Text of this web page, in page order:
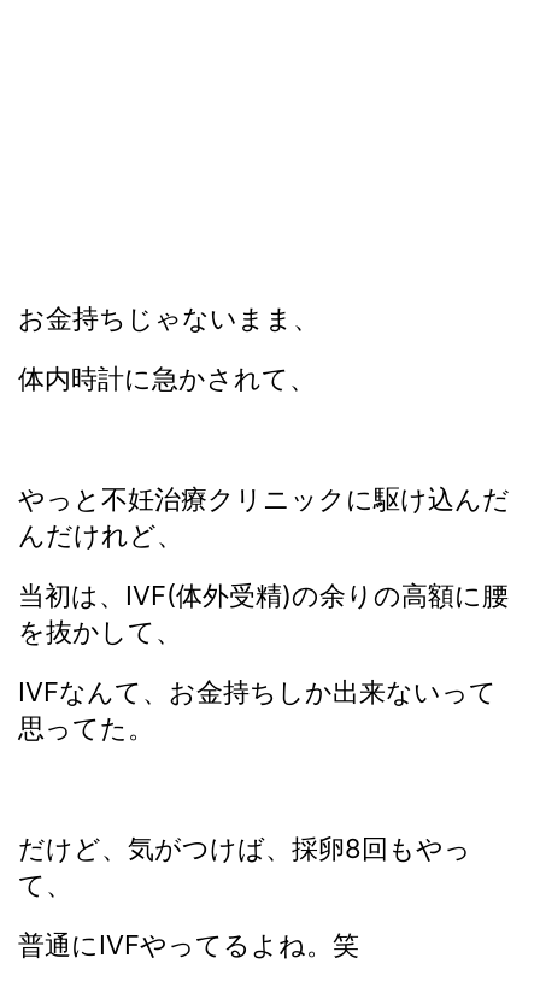
お金持ちじゃないまま、
体内時計に急かされて、
やっと不妊治療クリニックに駆け込んだ
んだけれど、
当初は、IVF(体外受精)の余りの高額に腰
を抜かして、
IVFなんて、お金持ちしか出来ないって
思ってた。
だけど、気がつけば、採卵8回もやっ
て、
普通にIVFやってるよね。笑